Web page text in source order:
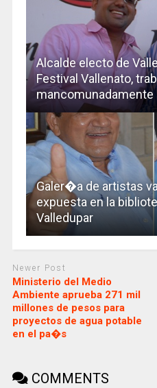
Alcalde electo de
Festival Vallenato,
mancomunadamente
Galer�a de artistas
expuesta en la
Valledupar
Newer Post
Ministerio del Medio
Ambiente aprueba 271 mil
millones de pesos para
proyectos de agua potable
en el pa�s
COMMENTS